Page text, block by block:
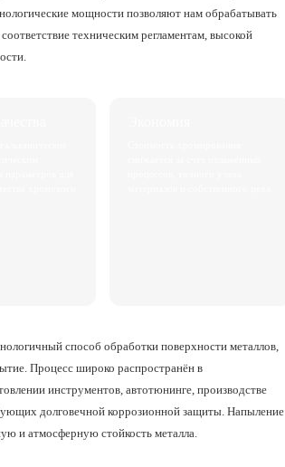
мощности позволяют нам обрабатывать
техническим регламентам, высокой
способ обработки поверхности металлов,
Процесс широко распространён в
инструментов, автотюнинге, производстве
долговечной коррозионной защиты. Напыление
и атмосферную стойкость металла.